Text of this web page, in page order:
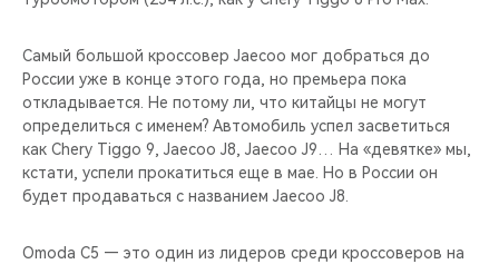
Самый большой кроссовер Jaecoo мог добраться до
России уже в конце этого года, но премьера пока
откладывается. Не потому ли, что китайцы не могут
определиться с именем? Автомобиль успел засветиться
как Chery Tiggo 9, Jaecoo J8, Jaecoo J9… На «девятке» мы,
кстати, успели прокатиться еще в мае. Но в России он
будет продаваться с названием Jaecoo J8.
Omoda С5 — это один из лидеров среди кроссоверов на